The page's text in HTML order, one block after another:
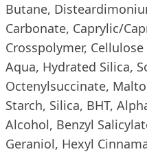
Butane,
Carbonate, Caprylic/
Crosspolymer,
Aqua, Hydrated Silica,
Octenylsuccinate,
Starch, Silica, BHT,
Alcohol, Benzyl
Geraniol, Hexyl